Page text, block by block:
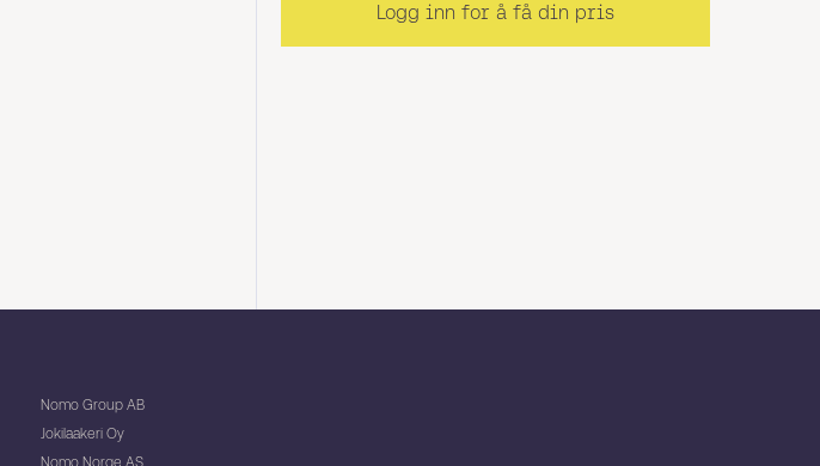
Logg inn for å få din pris
Nomo Group AB
Jokilaakeri Oy
Nomo Norge AS